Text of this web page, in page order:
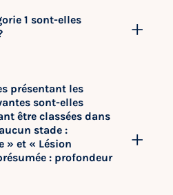
1 sont-elles
présentant les
sont-elles
être classées dans
stade :
» et « Lésion
: profondeur